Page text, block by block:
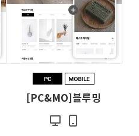
[PC&MO]블루밍